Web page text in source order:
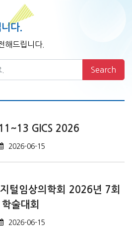
니다.
해드립니다.
Search
GICS 2026
2026-06-15
털임상의학회 2026년 7회
학술대회
2026-06-15